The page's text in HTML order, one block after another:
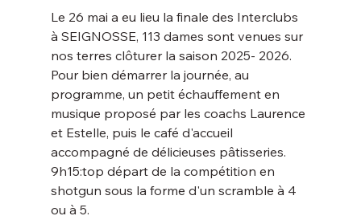
Le 26 mai a eu lieu la finale des Interclubs
à SEIGNOSSE, 113 dames sont venues sur
nos terres clôturer la saison 2025- 2026.
Pour bien démarrer la journée, au
programme, un petit échauffement en
musique proposé par les coachs Laurence
et Estelle, puis le café d'accueil
accompagné de délicieuses pâtisseries.
9h15:top départ de la compétition en
shotgun sous la forme d'un scramble à 4
ou à 5.